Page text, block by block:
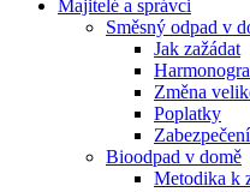
Majitelé a správci
Směsný odpad v
Jak zažádat
Změna
Poplatky
Bioodpad v domě
Metodika k